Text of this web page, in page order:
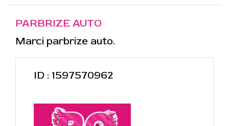
PARBRIZE AUTO
Marci parbrize auto.
ID : 1597570962